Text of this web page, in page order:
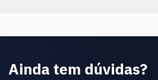
Ainda tem dúvidas?